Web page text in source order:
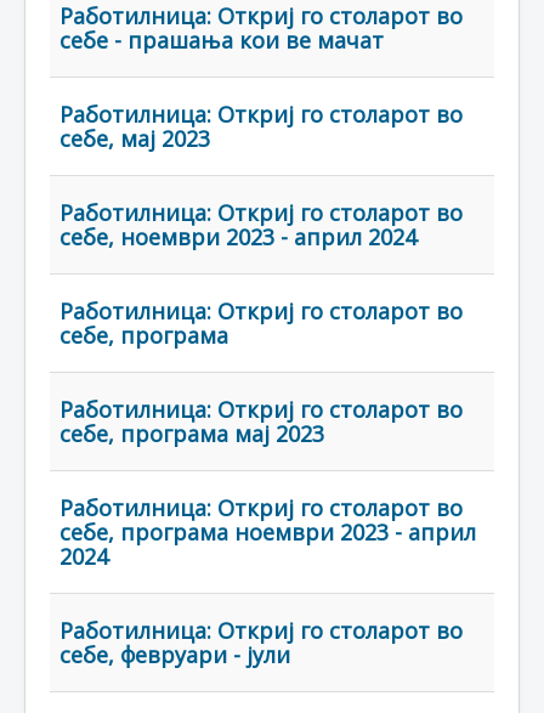
Работилница: Откриј го столарот во
себе - прашања кои ве мачат
Работилница: Откриј го столарот во
себе, мај 2023
Работилница: Откриј го столарот во
себе, ноември 2023 - април 2024
Работилница: Откриј го столарот во
себе, програма
Работилница: Откриј го столарот во
себе, програма мај 2023
Работилница: Откриј го столарот во
себе, програма ноември 2023 - април
2024
Работилница: Откриј го столарот во
себе, февруари - јули